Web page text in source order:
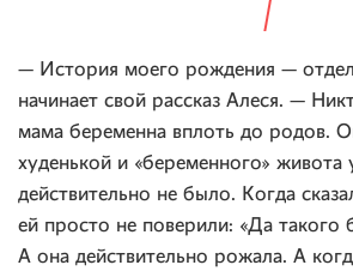
— История моего рождения —
начинает свой рассказ Алеся. —
мама беременна вплоть до родов.
худенькой и «беременного» живота
действительно не было. Когда
ей просто не поверили: «Да такого
А она действительно рожала. А